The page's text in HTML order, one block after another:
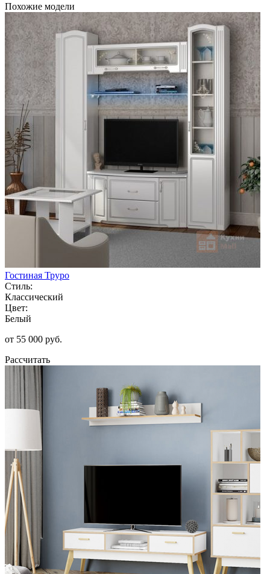
Похожие модели
Гостиная Труро
Стиль:
Классический
Цвет:
Белый
от 55 000 руб.
Рассчитать